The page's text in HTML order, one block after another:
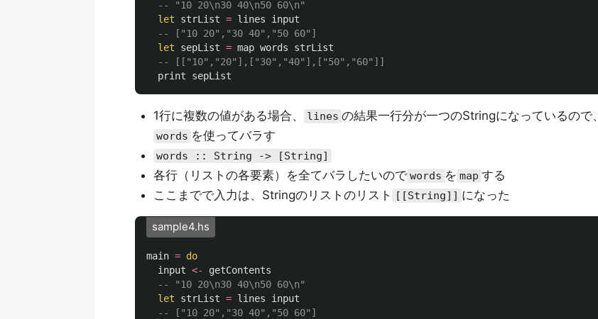
-- "10 20\n30 40\n50 60\n"
let
strList = lines
input
-- ["10 20","30 40","50 60"]
let
sepList = map words
strList
-- [["10","20"],["30","40"],["50","60"]]
print
sepList
1行に複数の値がある場合、 lines の結果一行分が一つのStringになっているので、
words を使ってバラす
words :: String -> [String]
各行（リストの各要素）を全てバラしたいので words を map する
ここまでで入力は、Stringのリストのリスト
[[String]] になった
sample4.hs
main = do
input <-
getContents
-- "10 20\n30 40\n50 60\n"
let
strList = lines
input
-- ["10 20","30 40","50 60"]